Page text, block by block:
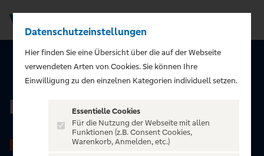
ZURÜCK ZUR STARTSEITE
Festhalle Frankfurt
FRANKFURT
Datenschutzeinstellungen
Hier finden Sie eine Übersicht über die auf der Webseite
verwendeten Arten von Cookies. Sie können Ihre
Einwilligung zu den einzelnen Kategorien individuell setzen.
Essentielle Cookies
Für die Nutzung der Webseite mit allen
Funktionen (z.B. Consent Cookies,
Warenkorb, Anmelden, etc.)